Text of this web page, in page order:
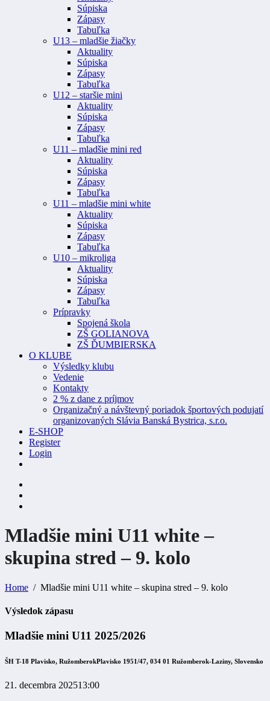
Súpiska
Zápasy
Tabuľka
U13 – mladšie žiačky
Aktuality
Súpiska
Zápasy
Tabuľka
U12 – staršie mini
Aktuality
Súpiska
Zápasy
Tabuľka
U11 – mladšie mini red
Aktuality
Súpiska
Zápasy
Tabuľka
U11 – mladšie mini white
Aktuality
Súpiska
Zápasy
Tabuľka
U10 – mikroliga
Aktuality
Súpiska
Zápasy
Tabuľka
Prípravky
Spojená škola
ZŠ GOLIANOVA
ZŠ ĎUMBIERSKA
O KLUBE
Výsledky klubu
Vedenie
Kontakty
2 % z dane z príjmov
Organizačný a návštevný poriadok športových podujatí
organizovaných Slávia Banská Bystrica, s.r.o.
E-SHOP
Register
Login
Mladšie mini U11 white –
skupina stred – 9. kolo
Home Mladšie mini U11 white – skupina stred – 9. kolo
Výsledok zápasu
Mladšie mini U11 2025/2026
ŠH T-18 Plavisko, RužomberokPlavisko 1951/47, 034 01 Ružomberok-Laziny, Slovensko
21. decembra 202513:00